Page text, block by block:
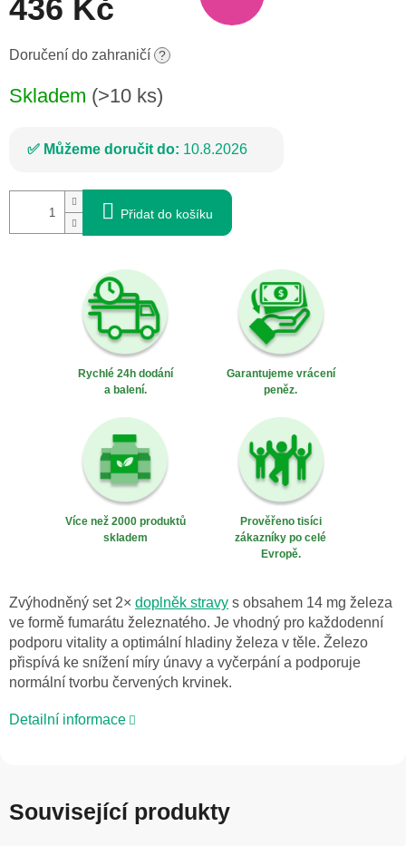
436 Kč
Měrná
Doručení do zahraničí ?
Skladem (>10 ks)
Můžeme doručit do: 10.8.2026
Přidat do košíku
Rychlé 24h dodání
a balení.
Garantujeme vrácení
peněz.
Více než 2000 produktů
skladem
Prověřeno tisíci
zákazníky po celé
Evropě.
Zvýhodněný set 2× doplněk stravy s obsahem 14 mg železa
ve formě fumarátu železnatého. Je vhodný pro každodenní
podporu vitality a optimální hladiny železa v těle. Železo
přispívá ke snížení míry únavy a vyčerpání a podporuje
normální tvorbu červených krvinek.
Detailní informace
Související produkty